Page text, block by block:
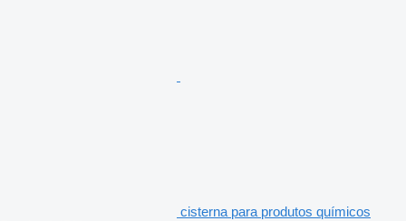
cisterna para produtos químicos